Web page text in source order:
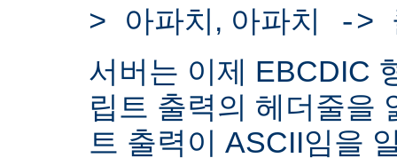
> 아파치 , 아파치 ->
서버는 이제 EBCDIC
립트 출력의 헤더줄을
트 출력이 ASCII임을